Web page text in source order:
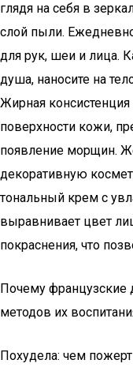
глядя на себя в
слой пыли.
для рук, шеи и лица.
душа, наносите на
Жирная консистенция
поверхности кожи,
появление морщин.
декоративную
тональный крем с
выравнивает цвет
покраснения, что
Почему французские
методов их
Похудела: чем